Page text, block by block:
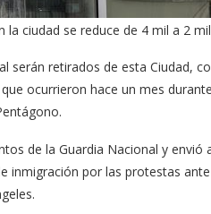
ciudad se reduce de 4 mil a 2
serán retirados de esta Ciudad,
ocurrieron hace un mes
de la Guardia Nacional y envió
inmigración por las protestas